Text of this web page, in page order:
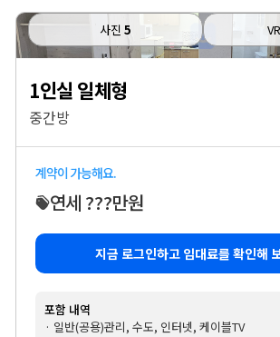
사진 5
1인실 일체형
중간방
계약이 가능해요.
연세 ???만원
지금 로그인하고 임대료를 확인해
포함 내역
· 일반(공용)관리, 수도, 인터넷, 케이블TV